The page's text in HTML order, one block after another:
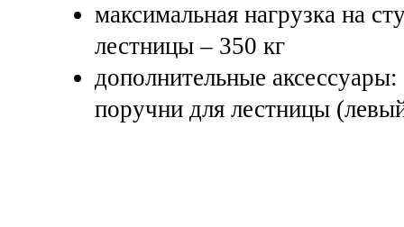
максимальная нагрузка на
лестницы – 350 кг
дополнительные
поручни для лестницы